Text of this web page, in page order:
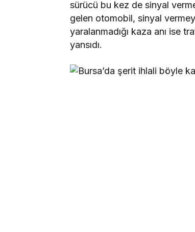
sürücü bu kez de sinyal
gelen otomobil, sinyal
yaralanmadığı kaza anı ise
yansıdı.